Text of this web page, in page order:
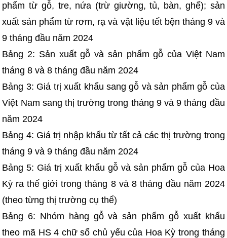
phẩm từ gỗ, tre, nứa (trừ giường, tủ, bàn, ghế); sản
xuất sản phẩm từ rơm, rạ và vật liệu tết bện tháng 9 và
9 tháng đầu năm 2024
Bảng 2: Sản xuất gỗ và sản phẩm gỗ của Việt Nam
tháng 8 và 8 tháng đầu năm 2024
Bảng 3: Giá trị xuất khẩu sang gỗ và sản phẩm gỗ của
Việt Nam sang thị trường trong tháng 9 và 9 tháng đầu
năm 2024
Bảng 4: Giá trị nhập khẩu từ tất cả các thị trường trong
tháng 9 và 9 tháng đầu năm 2024
Bảng 5: Giá trị xuất khẩu gỗ và sản phẩm gỗ của Hoa
Kỳ ra thế giới trong tháng 8 và 8 tháng đầu năm 2024
(theo từng thị trường cụ thể)
Bảng 6: Nhóm hàng gỗ và sản phẩm gỗ xuất khẩu
theo mã HS 4 chữ số chủ yếu của Hoa Kỳ trong tháng